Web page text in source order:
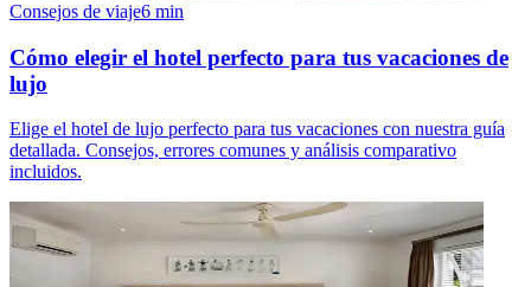
Consejos de viaje6 min
Cómo elegir el hotel perfecto para tus vacaciones de
lujo
Elige el hotel de lujo perfecto para tus vacaciones con nuestra guía
detallada. Consejos, errores comunes y análisis comparativo
incluidos.